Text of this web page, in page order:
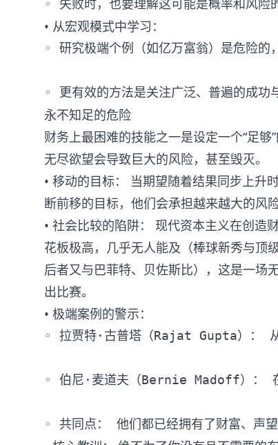
• 从宏观模式中学习：
◦ 研究极端个例（如亿万富翁）是危险的
永不知足的危险
财务上最困难的技能之一是设定一个“足够
无尽欲望会导致巨大的风险，甚至毁灭。
• 移动的目标： 当期望随着结果同步上升
断前移的目标，他们会承担越来越大的风险
• 社会比较的陷阱： 现代资本主义在创造
花板极高，几乎无人能及（棒球新秀与顶
后者又与巴菲特、贝佐斯比），这是一场
出比赛。
• 极端案例的警示：
◦ 拉贾特·古普塔（Rajat Gupta）： 从
◦ 伯尼·麦道夫（Bernie Madoff）： 在